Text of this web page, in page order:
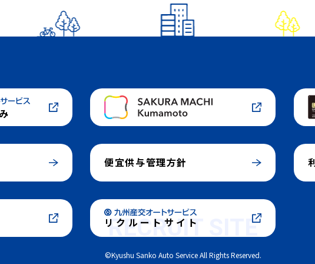
便宜供与管理方針
リクルートサイト
RECRUIT SITE
©Kyushu Sanko Auto Service All Rights Reserved.